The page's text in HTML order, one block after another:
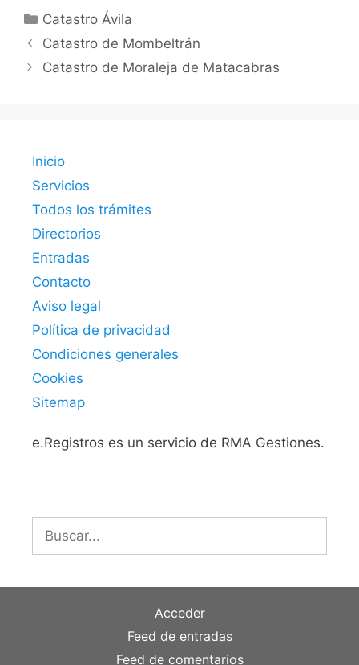
Categorías
Catastro Ávila
Catastro de Mombeltrán
Catastro de Moraleja de Matacabras
Inicio
Servicios
Todos los trámites
Directorios
Entradas
Contacto
Aviso legal
Política de privacidad
Condiciones generales
Cookies
Sitemap
e.Registros es un servicio de RMA Gestiones.
Acceder
Feed de entradas
Feed de comentarios